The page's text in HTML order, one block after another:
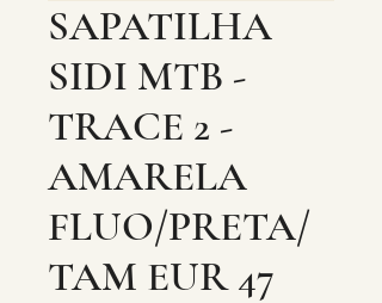
SAPATILHA
SIDI MTB -
TRACE 2 -
AMARELA
FLUO/PRETA/
TAM EUR 47